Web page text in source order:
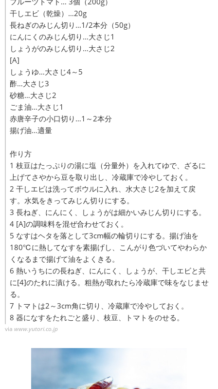
干しエビ（乾燥）…20g
長ねぎのみじん切り…1/2本分（50g）
にんにくのみじん切り…大さじ1
しょうがのみじん切り…大さじ2
[A]
しょうゆ…大さじ4～5
酢…大さじ3
砂糖…大さじ2
ごま油…大さじ1
赤唐辛子の小口切り…1～2本分
揚げ油…適量
作り方
1 枝豆はたっぷりの湯に塩（分量外）を入れてゆで、ざるに
上げてさやから豆を取り出し、冷蔵庫で冷やしておく。
2 干しエビは洗ってボウルに入れ、水大さじ2を加えて戻
す。水気をきってみじん切りにする。
3 長ねぎ、にんにく、しょうがは細かいみじん切りにする。
4 [A]の調味料を混ぜ合わせておく。
5 なすはヘタを落として3cm幅の輪切りにする。揚げ油を
180℃に熱してなすを素揚げし、こんがり色づいてやわらか
くなるまで揚げて油をよくきる。
6 熱いうちにの長ねぎ、にんにく、しょうが、干しエビと共
に[4]のたれに漬ける。粗熱が取れたら冷蔵庫で味をなじませ
る。
7 トマトは2～3cm角に切り、冷蔵庫で冷やしておく。
8 器になすをたれごと盛り、枝豆、トマトをのせる。
via www.yutori.co.jp